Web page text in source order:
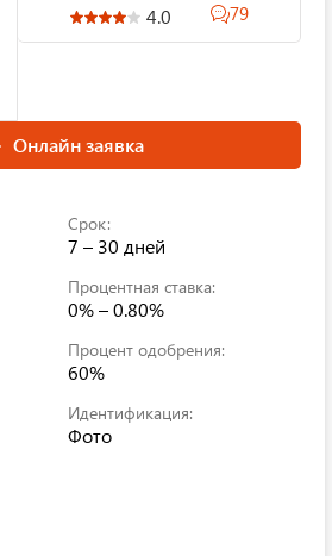
4.0 79
Онлайн заявка
Срок:
7 – 30 дней
Процентная ставка:
0% – 0.80%
Процент одобрения:
60%
Идентификация:
Фото